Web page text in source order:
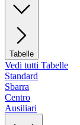
Tabelle
Vedi tutti Tabelle
Standard
Sbarra
Centro
Ausiliari